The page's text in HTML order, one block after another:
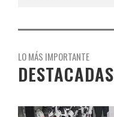
LO MÁS IMPORTANTE
DESTACADAS